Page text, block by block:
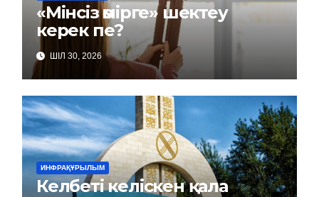
«Мінсіз өмірге» шектеу
керек пе?
ШІЛ 30, 2026
ИНФРАҚҰРЫЛЫМ
Келбеті келіскен қала